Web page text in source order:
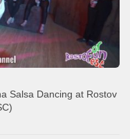
Salsa Dancing at Rostov